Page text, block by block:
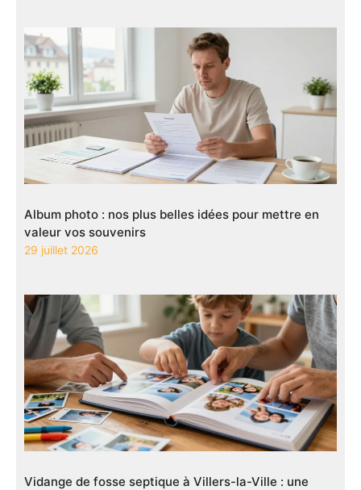
Album photo : nos plus belles idées pour mettre en
valeur vos souvenirs
29 juillet 2026
Vidange de fosse septique à Villers-la-Ville : une